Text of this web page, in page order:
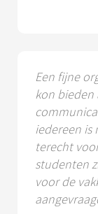
Een fijne
kon bieden
iedereen is
terecht
studenten
voor de